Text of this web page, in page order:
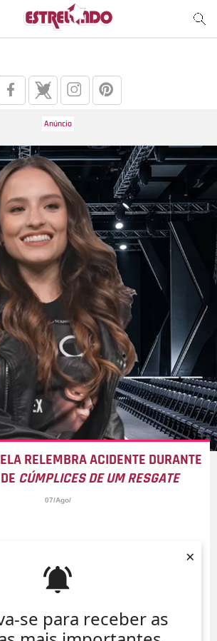
se para receber as
×
RELEMBRA ACIDENTE DURANTE
CÚMPLICES DE UM RESGATE
07/Ago/